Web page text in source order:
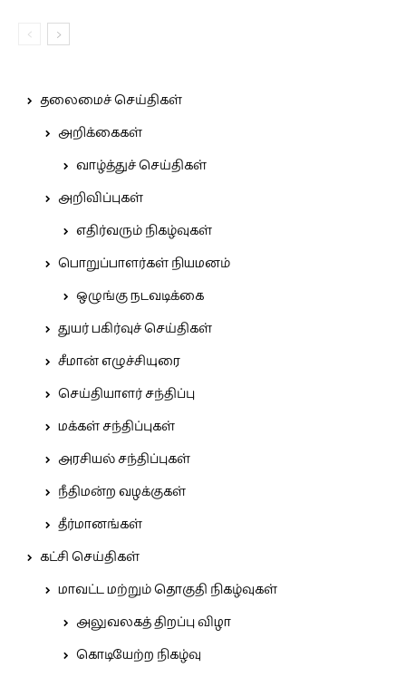
தலைமைச் செய்திகள்
அறிக்கைகள்
வாழ்த்துச் செய்திகள்
அறிவிப்புகள்
எதிர்வரும் நிகழ்வுகள்
பொறுப்பாளர்கள் நியமனம்
ஒழுங்கு நடவடிக்கை
துயர் பகிர்வுச் செய்திகள்
சீமான் எழுச்சியுரை
செய்தியாளர் சந்திப்பு
மக்கள் சந்திப்புகள்
அரசியல் சந்திப்புகள்
நீதிமன்ற வழக்குகள்
தீர்மானங்கள்
கட்சி செய்திகள்
மாவட்ட மற்றும் தொகுதி நிகழ்வுகள்
அலுவலகத் திறப்பு விழா
கொடியேற்ற நிகழ்வு